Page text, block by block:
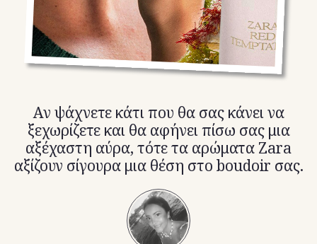
Αν ψάχνετε κάτι που θα σας κάνει να
ξεχωρίζετε και θα αφήνει πίσω σας μια
αξέχαστη αύρα, τότε τα αρώματα Zara
αξίζουν σίγουρα μια θέση στο boudoir σας.